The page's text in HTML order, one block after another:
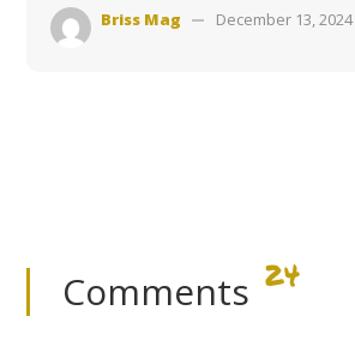
Briss Mag December 13, 2024
Comments 24